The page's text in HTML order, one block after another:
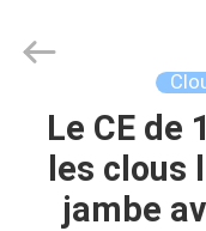
MAISON
PRODUITS
Business
License.
Reserved.Le CE de
les clous
jambe